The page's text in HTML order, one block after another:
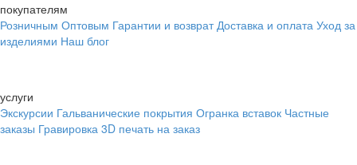
покупателям
Розничным Оптовым Гарантии и возврат Доставка и оплата Уход за
изделиями Наш блог
услуги
Экскурсии Гальванические покрытия Огранка вставок Частные
заказы Гравировка 3D печать на заказ